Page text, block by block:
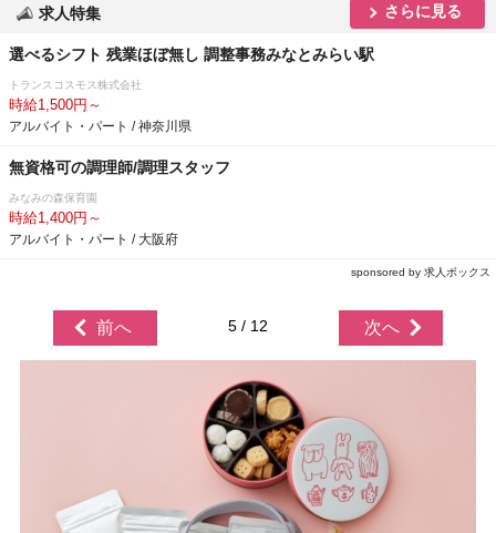
求人特集 さらに見る
選べるシフト 残業ほぼ無し 調整事務みなとみらい駅
トランスコスモス株式会社
時給1,500円～
アルバイト・パート / 神奈川県
無資格可の調理師/調理スタッフ
みなみの森保育園
時給1,400円～
アルバイト・パート / 大阪府
sponsored by 求人ボックス
前へ 5 / 12 次へ